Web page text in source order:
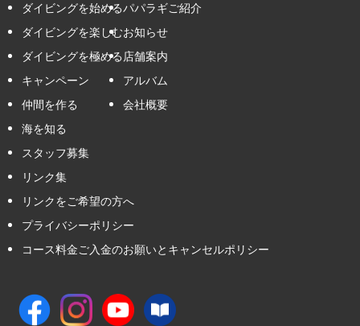
ダイビングを始める
ダイビングを楽しむ
ダイビングを極める
キャンペーン
仲間を作る
海を知る
パパラギご紹介
お知らせ
店舗案内
アルバム
会社概要
スタッフ募集
リンク集
リンクをご希望の方へ
プライバシーポリシー
コース料金ご入金のお願いとキャンセルポリシー